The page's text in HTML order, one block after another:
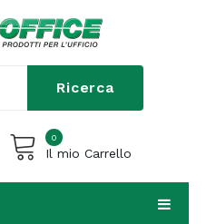
Ricerca
0
Il mio Carrello